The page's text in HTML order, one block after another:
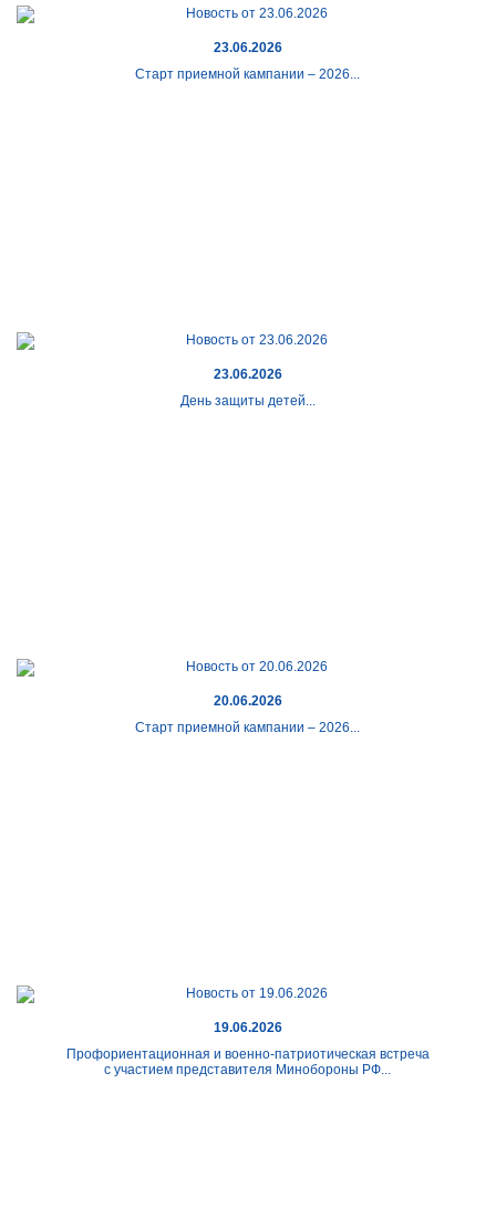
23.06.2026
Старт приемной кампании – 2026...
23.06.2026
День защиты детей...
20.06.2026
Старт приемной кампании – 2026...
19.06.2026
Профориентационная и военно-патриотическая встреча
с участием представителя Минобороны РФ...